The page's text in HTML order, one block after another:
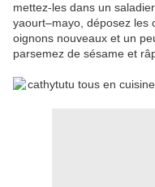
mettez-les dans un
yaourt–mayo, déposez les
oignons nouveaux et un
parsemez de sésame et